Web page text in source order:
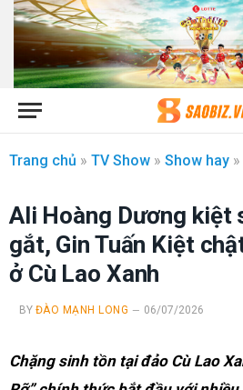
Trang chủ » TV Show » Show hay »
Ali Hoàng Dương kiệt
gắt, Gin Tuấn Kiệt
ở Cù Lao Xanh
BY ĐÀO MẠNH LONG 06/07/2026
Chặng sinh tồn tại đảo Cù Lao